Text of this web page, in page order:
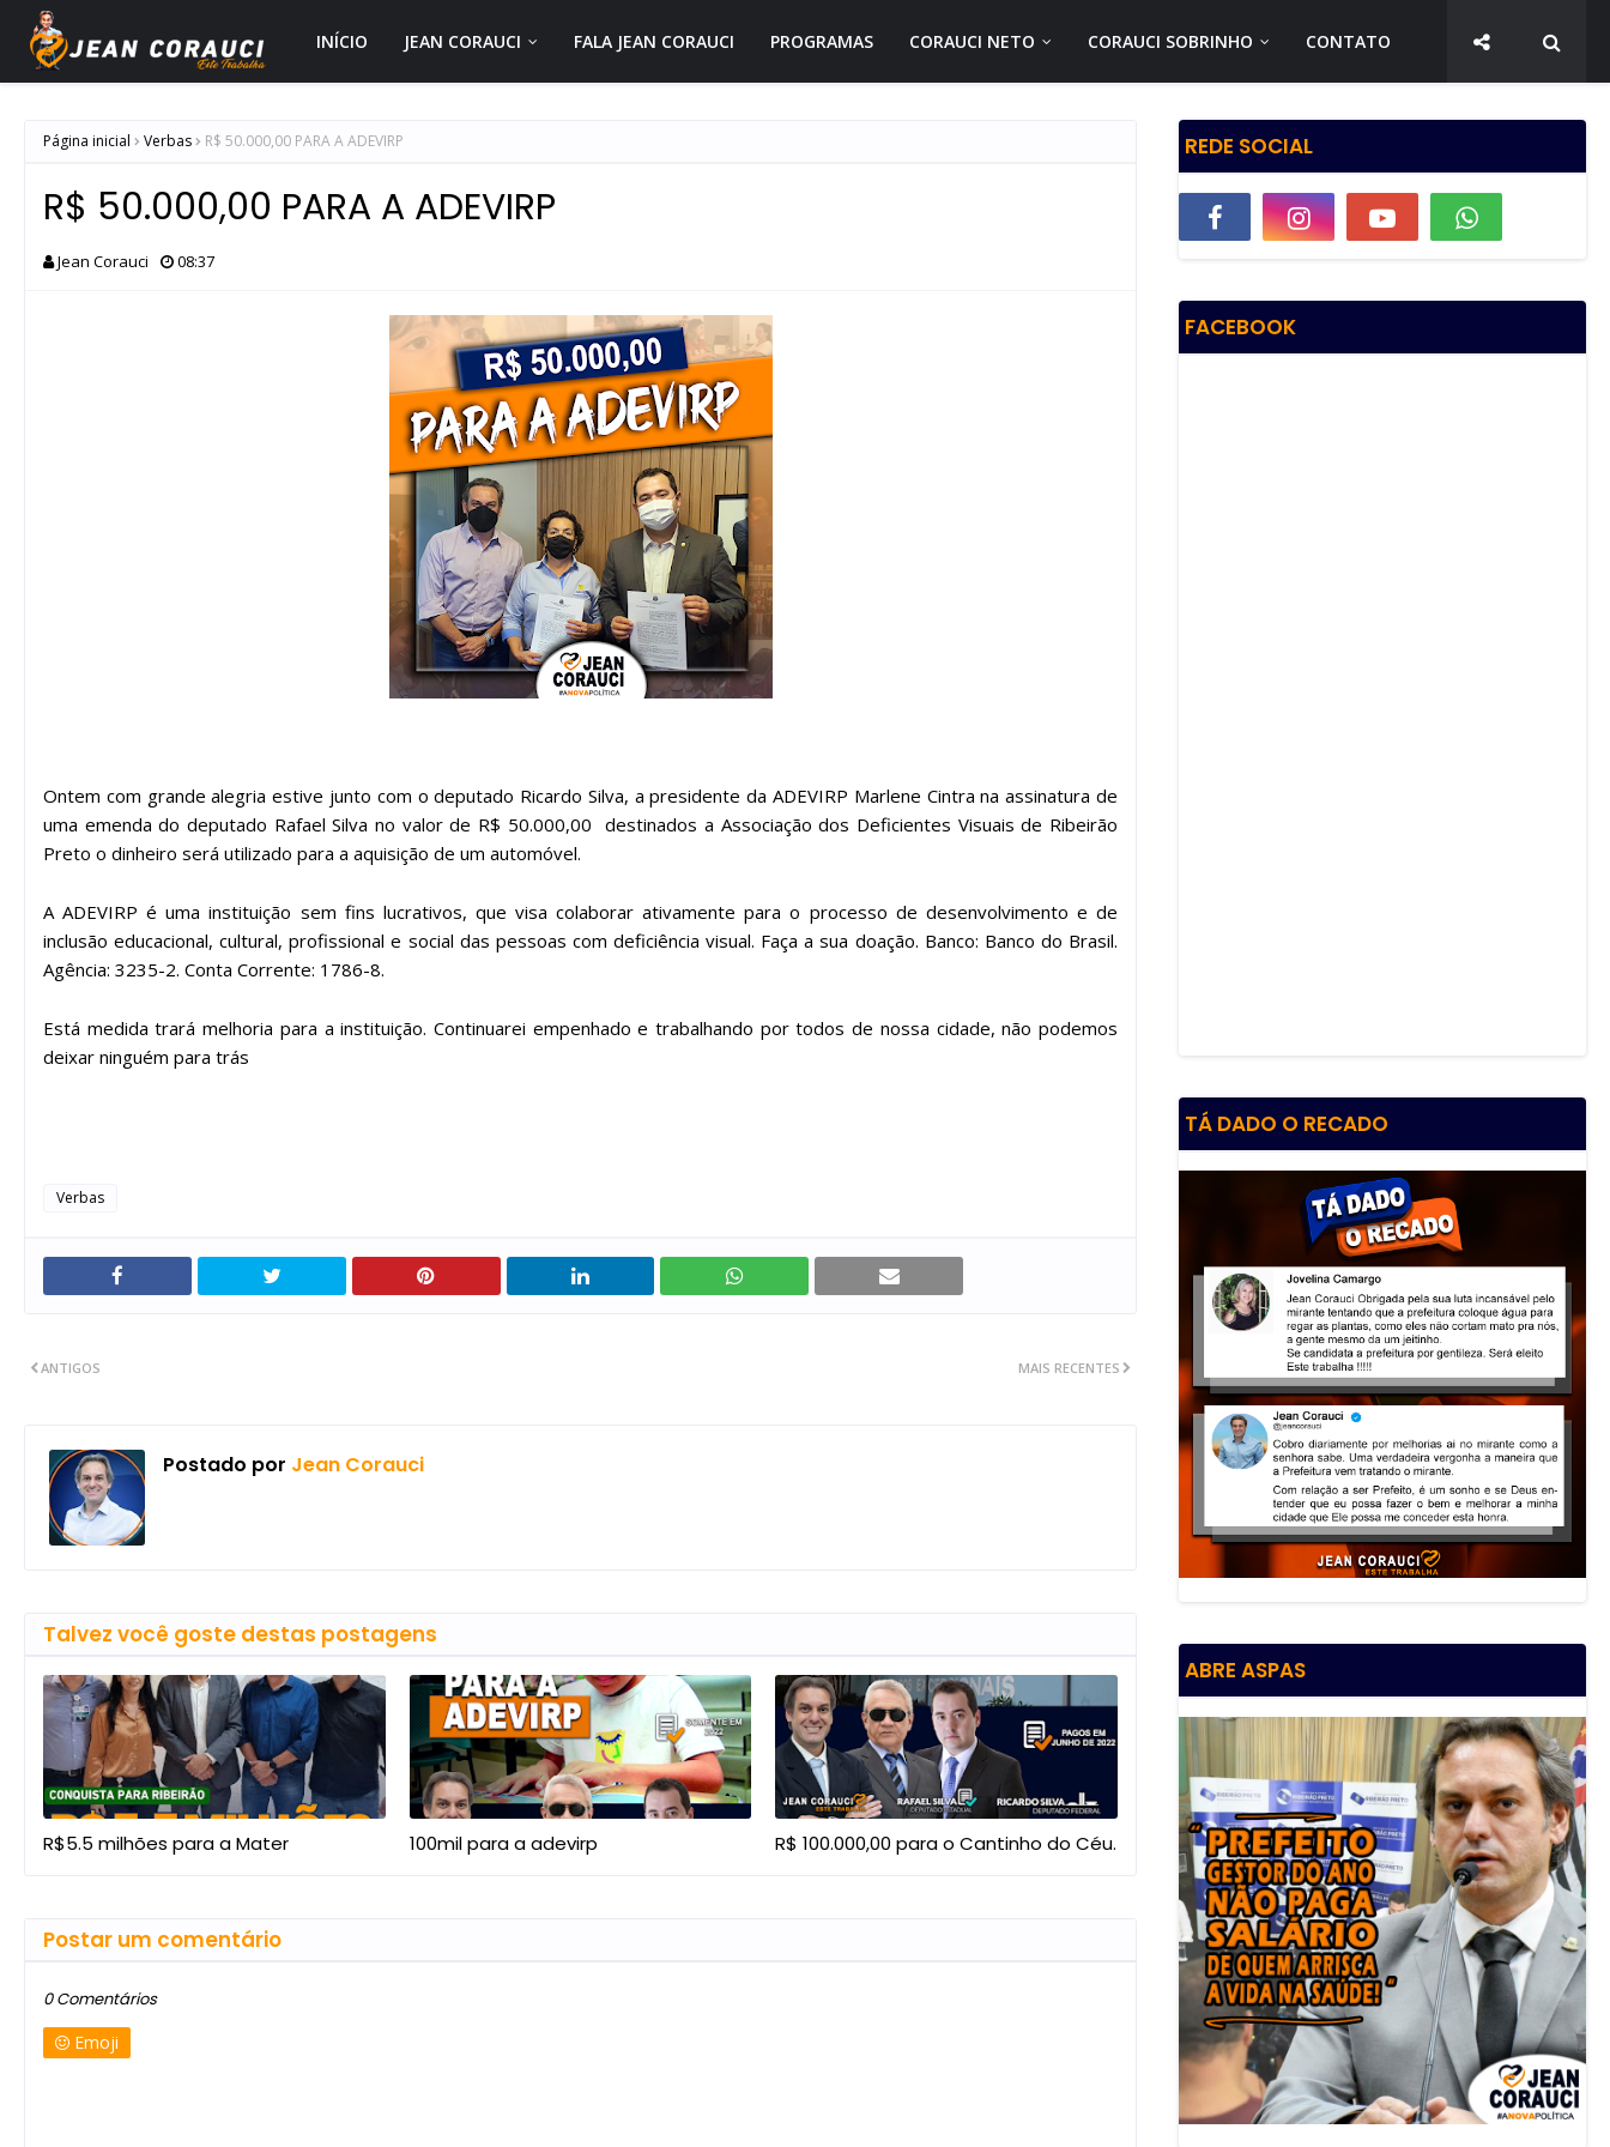
INÍCIO JEAN CORAUCI FALA JEAN CORAUCI PROGRAMAS CORAUCI NETO CORAUCI SOBRINHO CONTATO
Página inicial Verbas R$ 50.000,00 PARA A ADEVIRP
R$ 50.000,00 PARA A ADEVIRP
Jean Corauci 08:37
Ontem com grande alegria estive junto com o deputado Ricardo Silva, a presidente da ADEVIRP Marlene Cintra na assinatura de
uma emenda do deputado Rafael Silva no valor de R$ 50.000,00 destinados a Associação dos Deficientes Visuais de Ribeirão
Preto o dinheiro será utilizado para a aquisição de um automóvel.
A ADEVIRP é uma instituição sem fins lucrativos, que visa colaborar ativamente para o processo de desenvolvimento e de
inclusão educacional, cultural, profissional e social das pessoas com deficiência visual. Faça a sua doação. Banco: Banco do Brasil.
Agência: 3235-2. Conta Corrente: 1786-8.
Está medida trará melhoria para a instituição. Continuarei empenhado e trabalhando por todos de nossa cidade, não podemos
deixar ninguém para trás
Verbas
MAIS RECENTES
ANTIGOS
Postado por Jean Corauci
Talvez você goste destas postagens
R$5.5 milhões para a Mater 100mil para a adevirp R$ 100.000,00 para o Cantinho do Céu.
Postar um comentário
0 Comentários
Emoji
REDE SOCIAL
FACEBOOK
TÁ DADO O RECADO
ABRE ASPAS